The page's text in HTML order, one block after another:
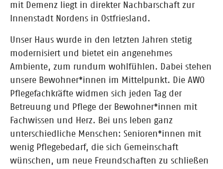
mit Demenz liegt in direkter Nachbarschaft zur
Innenstadt Nordens in Ostfriesland.
Unser Haus wurde in den letzten Jahren stetig
modernisiert und bietet ein angenehmes
Ambiente, zum rundum wohlfühlen. Dabei stehen
unsere Bewohner*innen im Mittelpunkt. Die AWO
Pflegefachkräfte widmen sich jeden Tag der
Betreuung und Pflege der Bewohner*innen mit
Fachwissen und Herz. Bei uns leben ganz
unterschiedliche Menschen: Senioren*innen mit
wenig Pflegebedarf, die sich Gemeinschaft
wünschen, um neue Freundschaften zu schließen